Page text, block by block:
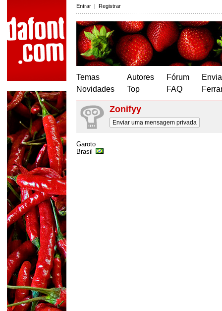
Entrar | Registrar
Temas
Novidades
Autores
Top
Fórum
FAQ
Zonifyy
Enviar uma mensagem privada
Garoto
Brasil